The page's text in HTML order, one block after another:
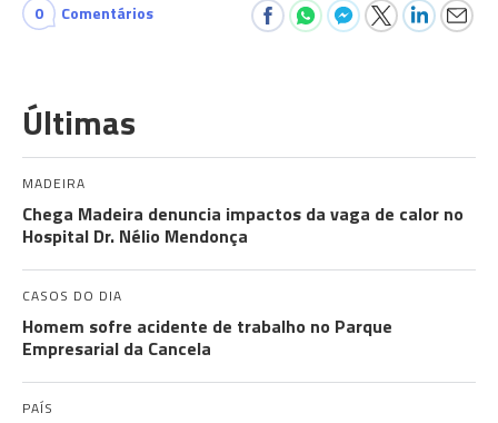
0 Comentários
Últimas
MADEIRA
Chega Madeira denuncia impactos da vaga de calor no
Hospital Dr. Nélio Mendonça
CASOS DO DIA
Homem sofre acidente de trabalho no Parque
Empresarial da Cancela
PAÍS